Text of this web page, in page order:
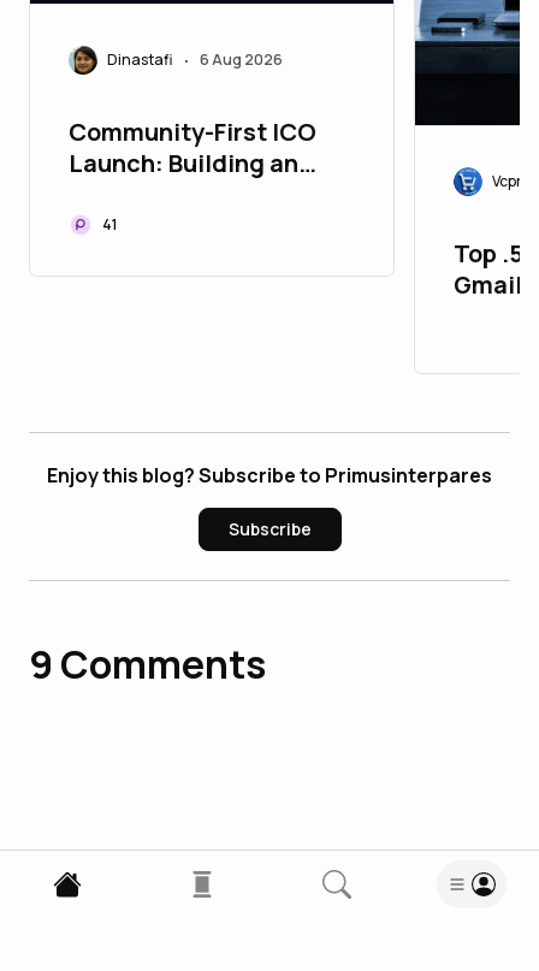
Dinastafi • 6 Aug 2026
Community-First ICO
Launch: Building an
Telegram Community
41
Top
Gmail
Enjoy this blog? Subscribe to Primusinterpares
Subscribe
9 Comments